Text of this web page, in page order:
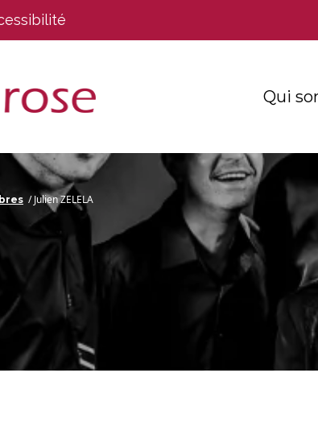
Qui
/Julien ZELELA